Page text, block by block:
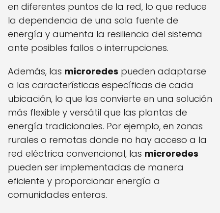
en diferentes puntos de la red, lo que reduce
la dependencia de una sola fuente de
energía y aumenta la resiliencia del sistema
ante posibles fallos o interrupciones.
Además, las microredes pueden adaptarse
a las características específicas de cada
ubicación, lo que las convierte en una solución
más flexible y versátil que las plantas de
energía tradicionales. Por ejemplo, en zonas
rurales o remotas donde no hay acceso a la
red eléctrica convencional, las microredes
pueden ser implementadas de manera
eficiente y proporcionar energía a
comunidades enteras.